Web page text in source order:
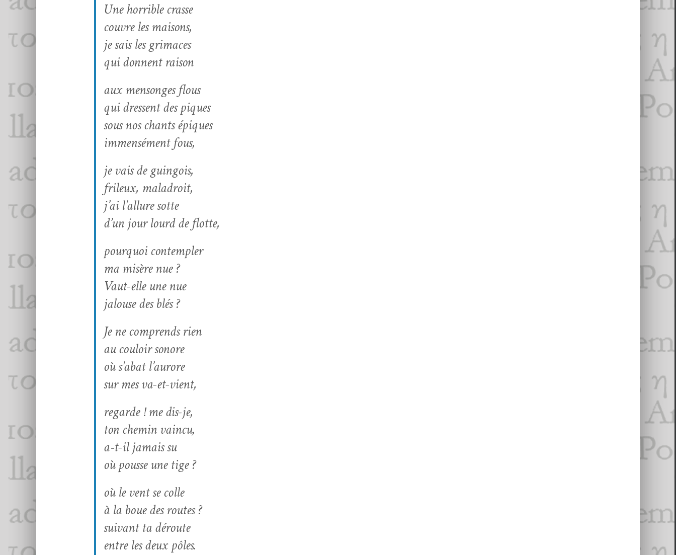
Une hor­ri­ble crasse
cou­vre les maisons,
je sais les grimaces
qui don­nent raison
aux men­songes flous
qui dressent des piques
sous nos chants épiques
immen­sé­ment fous,
je vais de guingois,
frileux, mal­adroit,
j’ai l’al­lure sotte
d’un jour lourd de flotte,
pourquoi con­tem­pler
ma mis­ère nue ?
Vaut-elle une nue
jalouse des blés ?
Je ne com­prends rien
au couloir sonore
où s’a­bat l’aurore
sur mes va-et-vient,
regarde ! me dis-je,
ton chemin vaincu,
a‑t-il jamais su
où pousse une tige ?
où le vent se colle
à la boue des routes ?
suiv­ant ta déroute
entre les deux pôles.